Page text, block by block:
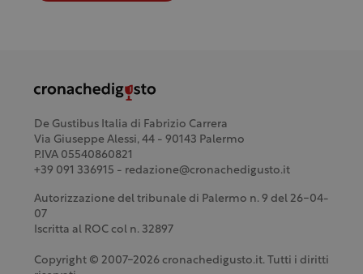
De Gustibus Italia di Fabrizio Carrera
Via Giuseppe Alessi, 44 - 90143 Palermo
P.IVA 05540860821
+39 091 336915 - redazione@cronachedigusto.it
Autorizzazione del tribunale di Palermo n. 9 del 26-04-
07
Iscritta al ROC col n. 32897
Copyright © 2007-2026 cronachedigusto.it. Tutti i diritti